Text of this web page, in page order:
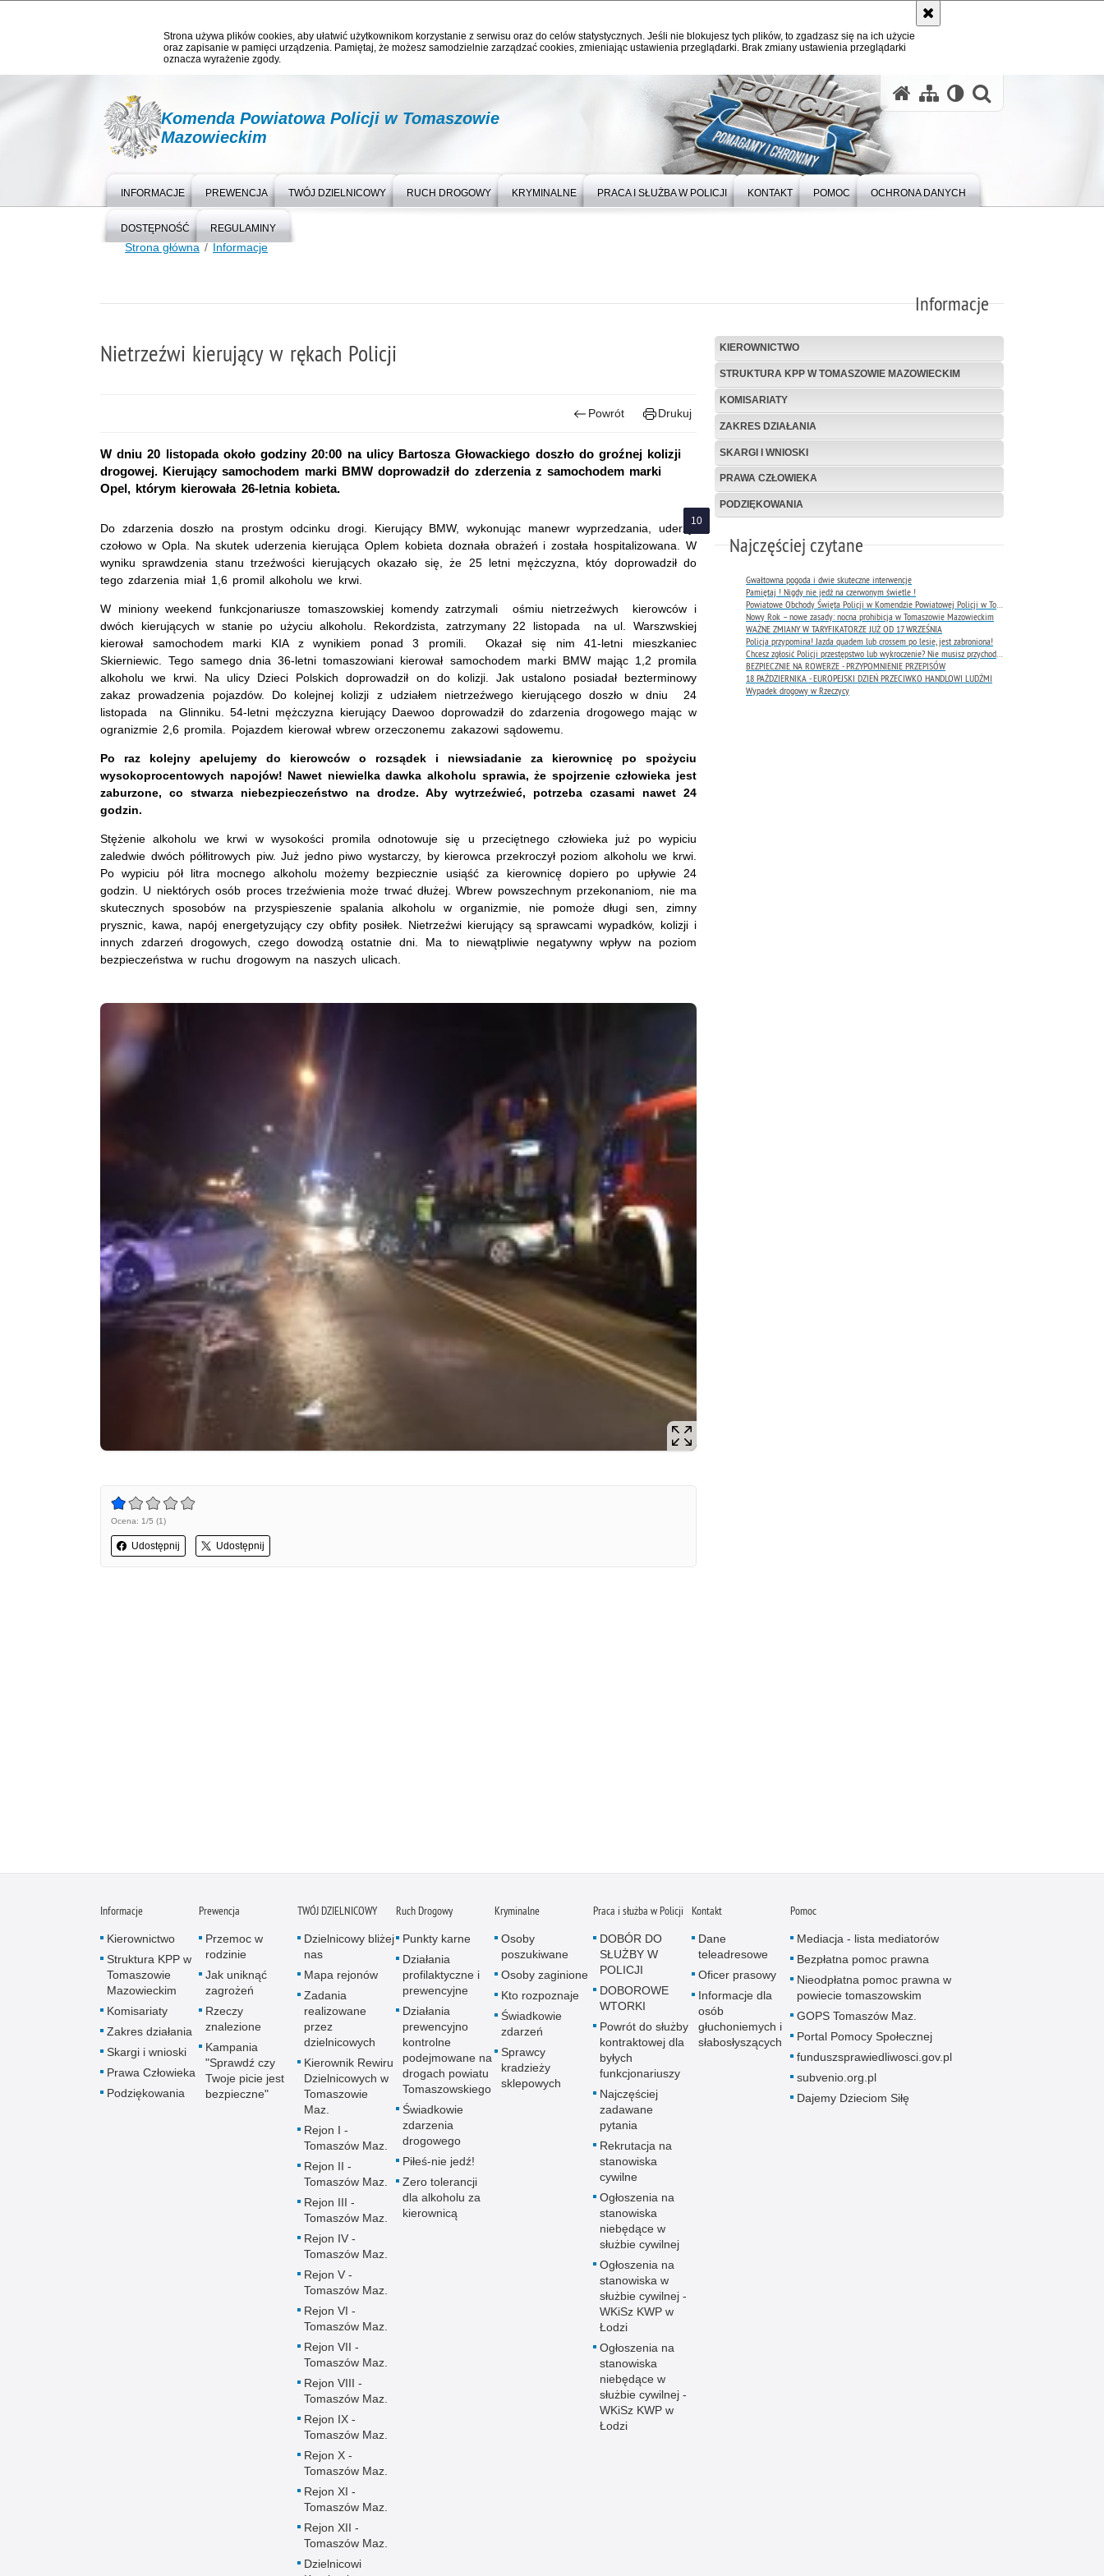
Strona używa plików cookies, aby ułatwić użytkownikom korzystanie z serwisu oraz do celów statystycznych. Jeśli nie blokujesz tych plików, to zgadzasz się na ich użycie
oraz zapisanie w pamięci urządzenia. Pamiętaj, że możesz samodzielnie zarządzać cookies, zmieniając ustawienia przeglądarki. Brak zmiany ustawienia przeglądarki
oznacza wyrażenie zgody.
Komenda Powiatowa Policji w Tomaszowie
Mazowieckim
INFORMACJE PREWENCJA TWÓJ DZIELNICOWY RUCH DROGOWY KRYMINALNE PRACA I SŁUŻBA W POLICJI KONTAKT POMOC OCHRONA DANYCH
DOSTĘPNOŚĆ REGULAMINY
Strona główna Informacje
Informacje
Nietrzeźwi kierujący w rękach Policji
Powrót Drukuj
W dniu 20 listopada około godziny 20:00 na ulicy Bartosza Głowackiego doszło do groźnej kolizji
drogowej. Kierujący samochodem marki BMW doprowadził do zderzenia z samochodem marki
Opel, którym kierowała 26-letnia kobieta.
Do zdarzenia doszło na prostym odcinku drogi. Kierujący BMW, wykonując manewr wyprzedzania, uderzył
czołowo w Opla. Na skutek uderzenia kierująca Oplem kobieta doznała obrażeń i została hospitalizowana. W
wyniku sprawdzenia stanu trzeźwości kierujących okazało się, że 25 letni mężczyzna, któy doprowadził do
tego zdarzenia miał 1,6 promil alkoholu we krwi.
W miniony weekend funkcjonariusze tomaszowskiej komendy zatrzymali ośmiu nietrzeźwych kierowców i
dwóch kierujących w stanie po użyciu alkoholu. Rekordzista, zatrzymany 22 listopada na ul. Warszwskiej
kierował samochodem marki KIA z wynikiem ponad 3 promili. Okazał się nim 41-letni mieszkaniec
Skierniewic. Tego samego dnia 36-letni tomaszowiani kierował samochodem marki BMW mając 1,2 promila
alkoholu we krwi. Na ulicy Dzieci Polskich doprowadził on do kolizji. Jak ustalono posiadał bezterminowy
zakaz prowadzenia pojazdów. Do kolejnej kolizji z udziałem nietrzeźwego kierującego doszło w dniu 24
listopada na Glinniku. 54-letni mężczyzna kierujący Daewoo doprowadził do zdarzenia drogowego mając w
ogranizmie 2,6 promila. Pojazdem kierował wbrew orzeczonemu zakazowi sądowemu.
Po raz kolejny apelujemy do kierowców o rozsądek i niewsiadanie za kierownicę po spożyciu
wysokoprocentowych napojów! Nawet niewielka dawka alkoholu sprawia, że spojrzenie człowieka jest
zaburzone, co stwarza niebezpieczeństwo na drodze. Aby wytrzeźwieć, potrzeba czasami nawet 24
godzin.
Stężenie alkoholu we krwi w wysokości promila odnotowuje się u przeciętnego człowieka już po wypiciu
zaledwie dwóch półlitrowych piw. Już jedno piwo wystarczy, by kierowca przekroczył poziom alkoholu we krwi.
Po wypiciu pół litra mocnego alkoholu możemy bezpiecznie usiąść za kierownicę dopiero po upływie 24
godzin. U niektórych osób proces trzeźwienia może trwać dłużej. Wbrew powszechnym przekonaniom, nie ma
skutecznych sposobów na przyspieszenie spalania alkoholu w organizmie, nie pomoże długi sen, zimny
prysznic, kawa, napój energetyzujący czy obfity posiłek. Nietrzeźwi kierujący są sprawcami wypadków, kolizji i
innych zdarzeń drogowych, czego dowodzą ostatnie dni. Ma to niewątpliwie negatywny wpływ na poziom
bezpieczeństwa w ruchu drogowym na naszych ulicach.
Ocena: 1/5 (1)
Udostępnij Udostępnij
KIEROWNICTWO
STRUKTURA KPP W TOMASZOWIE MAZOWIECKIM
KOMISARIATY
ZAKRES DZIAŁANIA
SKARGI I WNIOSKI
PRAWA CZŁOWIEKA
PODZIĘKOWANIA
Najczęściej czytane
Gwałtowna pogoda i dwie skuteczne interwencje
Pamiętaj ! Nigdy nie jedź na czerwonym świetle !
Powiatowe Obchody Święta Policji w Komendzie Powiatowej Policji w Tomaszowie Mazowieckim
Nowy Rok – nowe zasady: nocna prohibicja w Tomaszowie Mazowieckim
WAŻNE ZMIANY W TARYFIKATORZE JUŻ OD 17 WRZEŚNIA
Policja przypomina! Jazda quadem lub crossem po lesie, jest zabroniona!
Chcesz zgłosić Policji przestępstwo lub wykroczenie? Nie musisz przychodzić do komendy !
BEZPIECZNIE NA ROWERZE - PRZYPOMNIENIE PRZEPISÓW
18 PAŹDZIERNIKA - EUROPEJSKI DZIEŃ PRZECIWKO HANDLOWI LUDŹMI
Wypadek drogowy w Rzeczycy
Informacje
Kierownictwo
Struktura KPP w
Tomaszowie
Mazowieckim
Komisariaty
Zakres działania
Skargi i wnioski
Prawa Człowieka
Podziękowania
Prewencja
Przemoc w
rodzinie
Jak uniknąć
zagrożeń
Rzeczy
znalezione
Kampania
"Sprawdź czy
Twoje picie jest
bezpieczne"
TWÓJ DZIELNICOWY
Dzielnicowy bliżej
nas
Mapa rejonów
Zadania
realizowane
przez
dzielnicowych
Kierownik Rewiru
Dzielnicowych w
Tomaszowie
Maz.
Rejon I -
Tomaszów Maz.
Rejon II -
Tomaszów Maz.
Rejon III -
Tomaszów Maz.
Rejon IV -
Tomaszów Maz.
Rejon V -
Tomaszów Maz.
Rejon VI -
Tomaszów Maz.
Rejon VII -
Tomaszów Maz.
Rejon VIII -
Tomaszów Maz.
Rejon IX -
Tomaszów Maz.
Rejon X -
Tomaszów Maz.
Rejon XI -
Tomaszów Maz.
Rejon XII -
Tomaszów Maz.
Dzielnicowi
Ruch Drogowy
Punkty karne
Działania
profilaktyczne i
prewencyjne
Działania
prewencyjno
kontrolne
podejmowane na
drogach powiatu
Tomaszowskiego
Świadkowie
zdarzenia
drogowego
Piłeś-nie jedź!
Zero tolerancji
dla alkoholu za
kierownicą
Kryminalne
Osoby
poszukiwane
Osoby zaginione
Kto rozpoznaje
Świadkowie
zdarzeń
Sprawcy
kradzieży
sklepowych
Praca i służba w Policji
DOBÓR DO
SŁUŻBY W
POLICJI
DOBOROWE
WTORKI
Powrót do służby
kontraktowej dla
byłych
funkcjonariuszy
Najczęściej
zadawane
pytania
Rekrutacja na
stanowiska
cywilne
Ogłoszenia na
stanowiska
niebędące w
służbie cywilnej
Ogłoszenia na
stanowiska w
służbie cywilnej -
WKiSz KWP w
Łodzi
Ogłoszenia na
stanowiska
niebędące w
służbie cywilnej -
WKiSz KWP w
Łodzi
Kontakt
Dane
teleadresowe
Oficer prasowy
Informacje dla
osób
głuchoniemych i
słabosłyszących
Pomoc
Mediacja - lista mediatorów
Bezpłatna pomoc prawna
Nieodpłatna pomoc prawna w
powiecie tomaszowskim
GOPS Tomaszów Maz.
Portal Pomocy Społecznej
funduszsprawiedliwosci.gov.pl
subvenio.org.pl
Dajemy Dzieciom Siłę